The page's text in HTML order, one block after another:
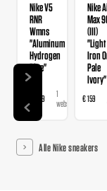
Nike V5
RNR
Wmns
"Aluminum
Hydrogen
Blue"
€ 89,99
1
webshop
Nike
Max
(III)
"Light
Iron
Pale
Ivory"
€ 159
Alle Nike sneakers